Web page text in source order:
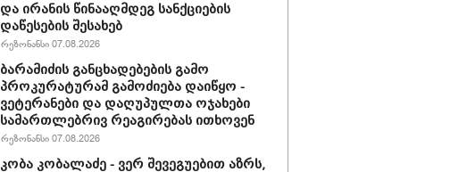
და ირანის წინააღმდეგ სანქციების
დაწესების შესახებ
რეზონანსი 07.08.2026
ბარამიძის განცხადებების გამო
პროკურატურამ გამოძიება დაიწყო -
ვეტერანები და დაღუპულთა ოჯახები
სამართლებრივ რეაგირებას ითხოვენ
რეზონანსი 07.08.2026
კობა კობალაძე - ვერ შევეგუებით აზრს,